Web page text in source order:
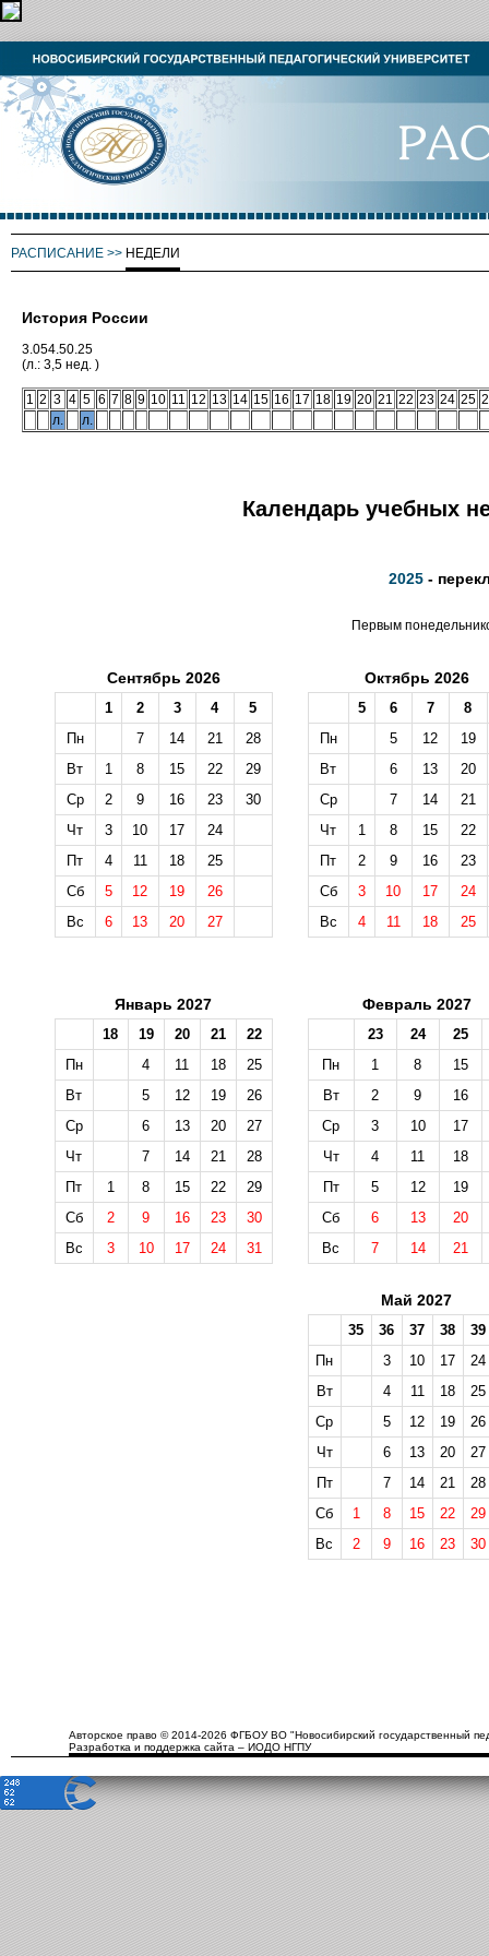
РАСПИСАНИЕ >> НЕДЕЛИ
История России
3.054.50.25
(л.: 3,5 нед. )
1 2 3 4 5 6 7 8 9 10 11 12 13 14 15 16 17 18 19 20 21 22 23 24 25
л.
л.
Календарь учебных
2025 -
Первым
Сентябрь 2026
1 2 3 4
5
Пн
7 14 21
28
Вт
1 8 15 22
29
Ср
2 9 16 23
30
Чт
3 10 17
24
Пт
4 11 18
25
Сб
5 12 19
26
Вс
6 13 20 27
Октябрь 2026
5 6 7
8
Пн
5 12
19
Вт
6 13
20
Ср
7 14
21
Чт
1 8 15
22
Пт
2 9 16
23
Сб
3 10 17
24
Вс
4 11 18 25
Январь 2027
18 19 20 21
22
Пн
4 11 18
25
Вт
5 12 19
26
Ср
6 13 20
27
Чт
7 14 21
28
Пт
1 8 15 22
29
Сб
2 9 16 23
30
Вс
3 10 17 24 31
Февраль 2027
23 24
25
Пн
1 8
15
Вт
2 9
16
Ср
3 10
17
Чт
4 11
18
Пт
5 12
19
Сб
6 13
20
Вс
7 14 21
Май 2027
35 36 37 38
39
Пн
3 10 17
24
Вт
4 11 18
25
Ср
5 12 19
26
Чт
6 13 20
27
Пт
7 14 21
28
Сб
1 8 15 22
29
Вс
2 9 16 23 30
Авторское право © 2014-2026 ФГБОУ ВО "Новосибирский государственный
Разработка и поддержка сайта – ИОДО НГПУ